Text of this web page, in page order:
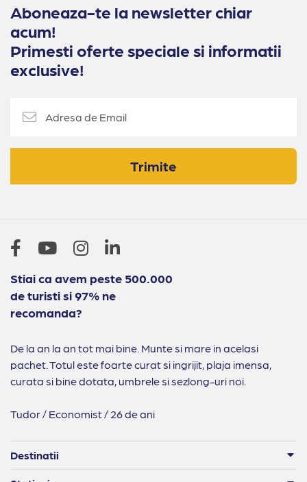
Aboneaza-te la newsletter chiar
acum!
Primesti oferte speciale si informatii
exclusive!
Trimite
Stiai ca avem peste 500.000
de turisti si 97% ne
recomanda?
De la an la an tot mai bine. Munte si mare in acelasi
pachet. Totul este foarte curat si ingrijit, plaja imensa,
curata si bine dotata, umbrele si sezlong-uri noi.
Tudor / Economist / 26 de ani
Destinatii